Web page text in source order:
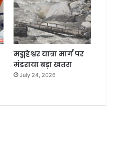
मद्महेश्वर यात्रा मार्ग पर
मंडराया बड़ा खतरा
July 24, 2026